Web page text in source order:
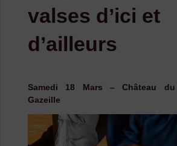
valses d’ici et
d’ailleurs
Samedi 18 Mars – Château du
Gazeille